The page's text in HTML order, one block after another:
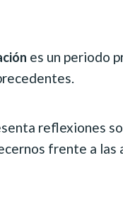
es un periodo
reflexiones
frente a las